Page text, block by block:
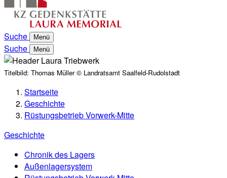
Suche Menü
Suche Menü
Titelbild: Thomas Müller © Landratsamt Saalfeld-Rudolstadt
Startseite
Geschichte
Rüstungsbetrieb Vorwerk-Mitte
Geschichte
Chronik des Lagers
Außenlagersystem